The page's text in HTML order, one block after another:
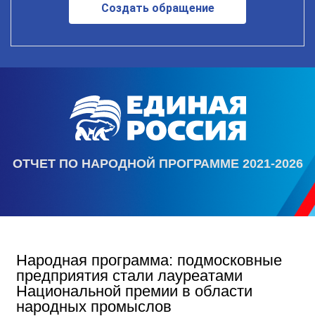
Создать обращение
ОТЧЕТ ПО НАРОДНОЙ ПРОГРАММЕ 2021-2026
Народная программа: подмосковные
предприятия стали лауреатами
Национальной премии в области
народных промыслов